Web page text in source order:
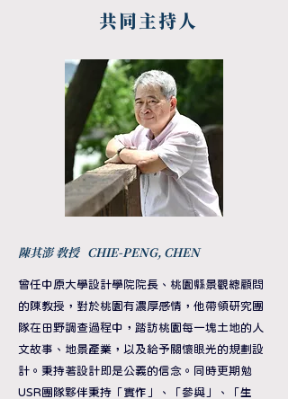
​共同主持人
​陳其澎 教授 CHIE-PENG, CHEN
曾任中原大學設計學院院長、桃園縣景觀總顧問
的陳教授，對於桃園有濃厚感情，他帶領研究團
隊在田野調查過程中，踏訪桃園每一塊土地的人
文故事、地景產業，以及給予關懷眼光的規劃設
計。秉持著設計即是公義的信念。同時更期勉
USR團隊夥伴秉持「實作」、「參與」、「生